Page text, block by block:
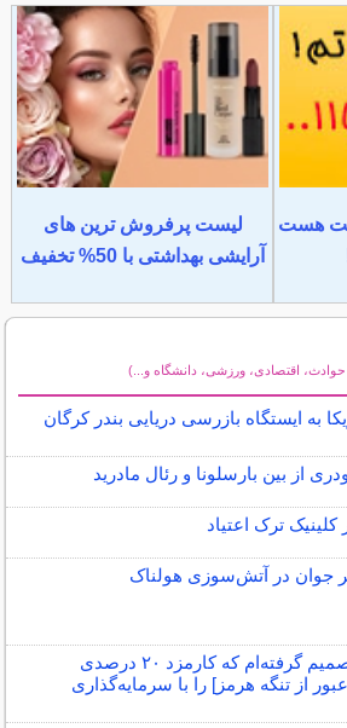
هست
لیست پرفروش ترین های
آرایشی بهداشتی با 50% تخفیف
اقتصادی، ورزشی، دانشگاه و...)
به ایستگاه بازرسی دریایی بندر کرگان
از بین بارسلونا و رئال مادرید
جوان در آتش‌سوزی هولناک
ترامپ: تصمیم گرفته‌ام که کارمزد ۲۰ درصدی
از تنگه هرمز] را با سرمایه‌گذاری